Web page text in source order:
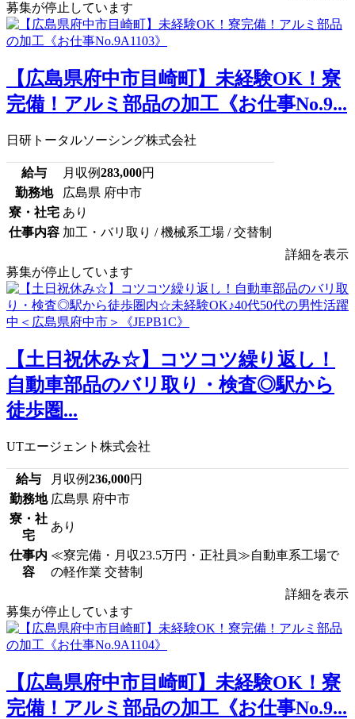
募集が停止しています
【広島県府中市目崎町】未経験OK！寮
完備！アルミ部品の加工《お仕事No.9...
日研トータルソーシング株式会社
給与 月収例283,000円
勤務地
広島県 府中市
寮・社宅 あり
仕事内容 加工・バリ取り / 機械系工場 / 交替制
詳細を表示
募集が停止しています
【土日祝休み☆】コツコツ繰り返し！
自動車部品のバリ取り・検査◎駅から
徒歩圏...
UTエージェント株式会社
給与 月収例236,000円
勤務地 広島県 府中市
寮・社
宅
あり
仕事内
容
≪寮完備・月収23.5万円・正社員≫自動車系工場で
の軽作業 交替制
詳細を表示
募集が停止しています
【広島県府中市目崎町】未経験OK！寮
完備！アルミ部品の加工《お仕事No.9...